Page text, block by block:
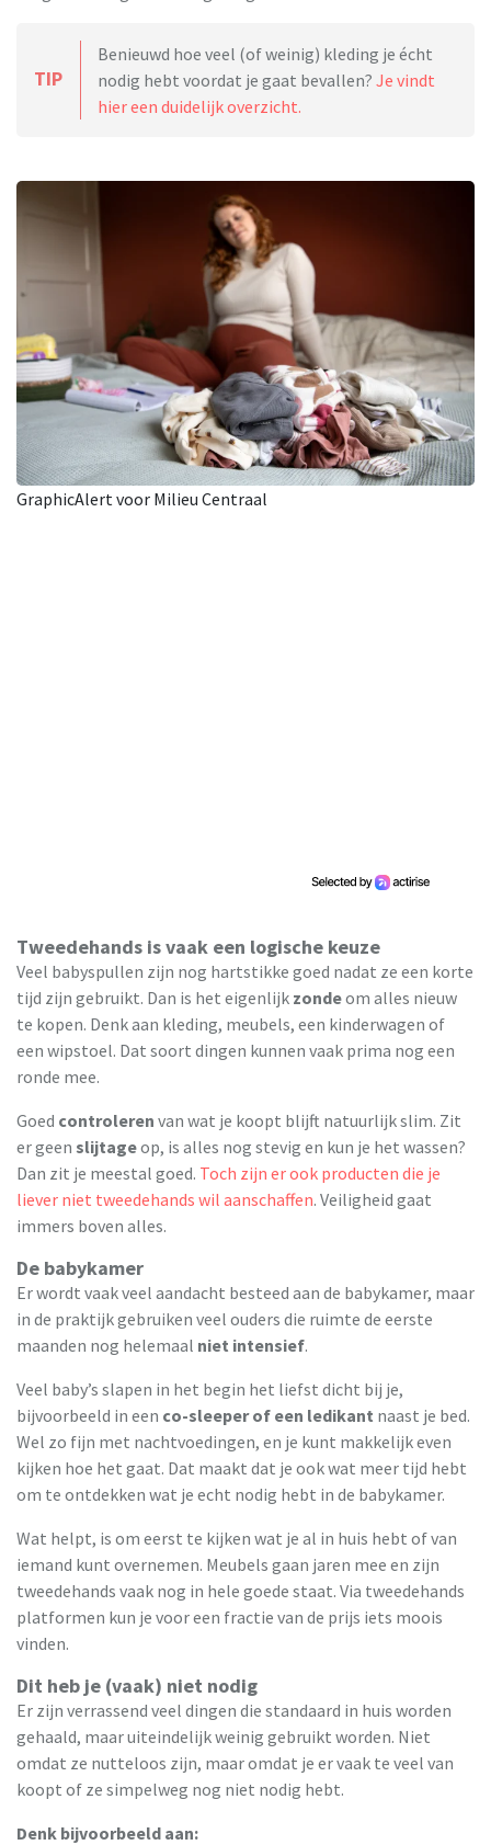
TIP
Benieuwd hoe veel (of weinig) kleding je écht
nodig hebt voordat je gaat bevallen? Je vindt
hier een duidelijk overzicht.
GraphicAlert voor Milieu Centraal
Tweedehands is vaak een logische keuze
Veel babyspullen zijn nog hartstikke goed nadat ze een korte
tijd zijn gebruikt. Dan is het eigenlijk zondeom alles nieuw
te kopen. Denk aan kleding, meubels, een kinderwagen of
een wipstoel. Dat soort dingen kunnen vaak prima nog een
ronde mee.
Goed controleren van wat je koopt blijft natuurlijk slim. Zit
er geen slijtageop, is alles nog stevig en kun je het wassen?
Dan zit je meestal goed. Toch zijn er ook producten die je
liever niet tweedehands wil aanschaffen. Veiligheid gaat
immers boven alles.
De babykamer
Er wordt vaak veel aandacht besteed aan de babykamer, maar
in de praktijk gebruiken veel ouders die ruimte de eerste
maanden nog helemaal niet intensief.
Veel baby’s slapen in het begin het liefst dicht bij je,
bijvoorbeeld in een co-sleeper of een ledikant naast je bed.
Wel zo fijn met nachtvoedingen, en je kunt makkelijk even
kijken hoe het gaat. Dat maakt dat je ook wat meer tijd hebt
om te ontdekken wat je echt nodig hebt in de babykamer.
Wat helpt, is om eerst te kijken wat je al in huis hebt of van
iemand kunt overnemen. Meubels gaan jaren mee en zijn
tweedehands vaak nog in hele goede staat. Via tweedehands
platformen kun je voor een fractie van de prijs iets moois
vinden.
Dit heb je (vaak) niet nodig
Er zijn verrassend veel dingen die standaard in huis worden
gehaald, maar uiteindelijk weinig gebruikt worden. Niet
omdat ze nutteloos zijn, maar omdat je er vaak te veel van
koopt of ze simpelweg nog niet nodig hebt.
Denk bijvoorbeeld aan: